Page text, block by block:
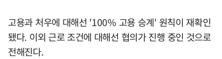
고용과 처우에 대해선 '100% 고용 승계' 원칙이 재확인
됐다. 이외 근로 조건에 대해선 협의가 진행 중인 것으로
전해진다.